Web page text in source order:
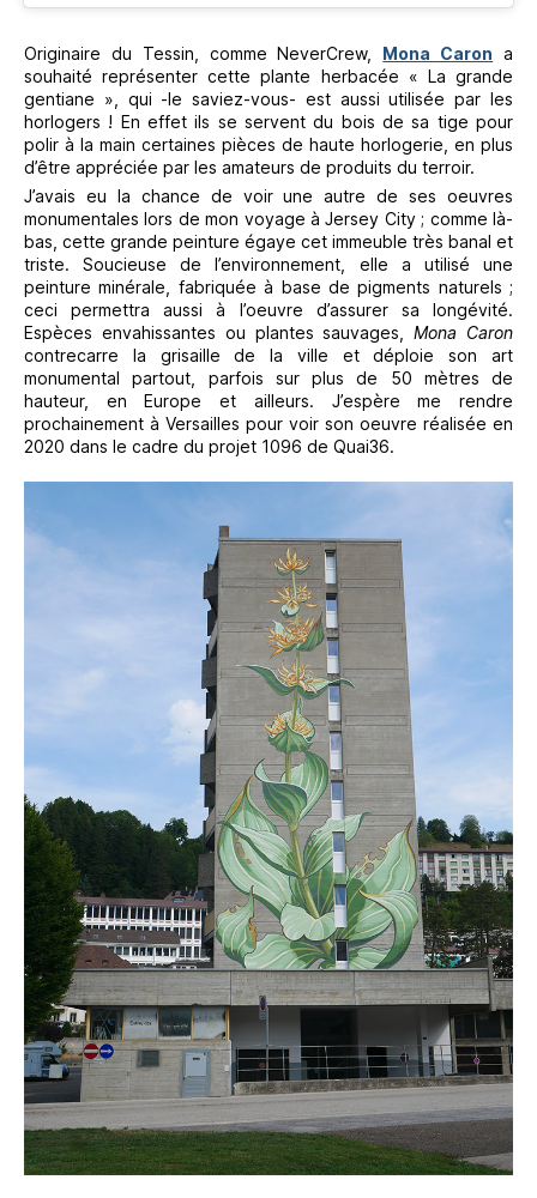
Originaire du Tessin, comme NeverCrew, Mona Caron a
souhaité représenter cette plante herbacée « La grande
gentiane », qui -le saviez-vous- est aussi utilisée par les
horlogers ! En effet ils se servent du bois de sa tige pour
polir à la main certaines pièces de haute horlogerie, en plus
d’être appréciée par les amateurs de produits du terroir.
J’avais eu la chance de voir une autre de ses oeuvres
monumentales lors de mon voyage à Jersey City ; comme là-
bas, cette grande peinture égaye cet immeuble très banal et
triste. Soucieuse de l’environnement, elle a utilisé une
peinture minérale, fabriquée à base de pigments naturels ;
ceci permettra aussi à l’oeuvre d’assurer sa longévité.
Espèces envahissantes ou plantes sauvages,Mona Caron
contrecarre la grisaille de la ville et déploie son art
monumental partout, parfois sur plus de 50 mètres de
hauteur, en Europe et ailleurs. J’espère me rendre
prochainement à Versailles pour voir son oeuvre réalisée en
2020 dans le cadre du projet 1096 de Quai36.